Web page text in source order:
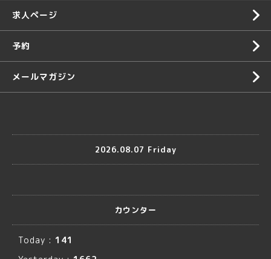
求人ページ
予約
メールマガジン
2026.08.07 Friday
カウンター
Today : 141